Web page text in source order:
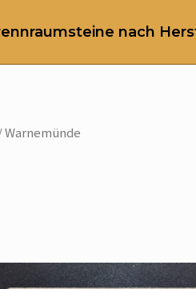
nach
Warnemünde